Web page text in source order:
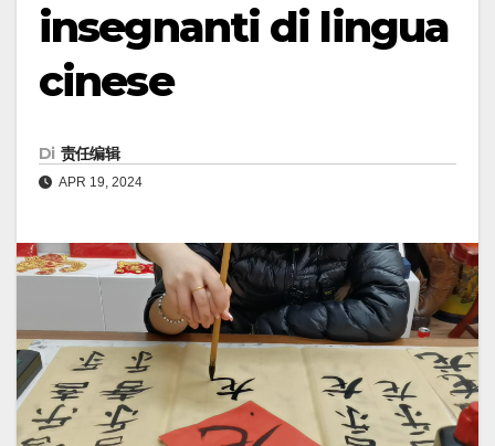
insegnanti di lingua
cinese
Di 责任编辑
APR 19, 2024